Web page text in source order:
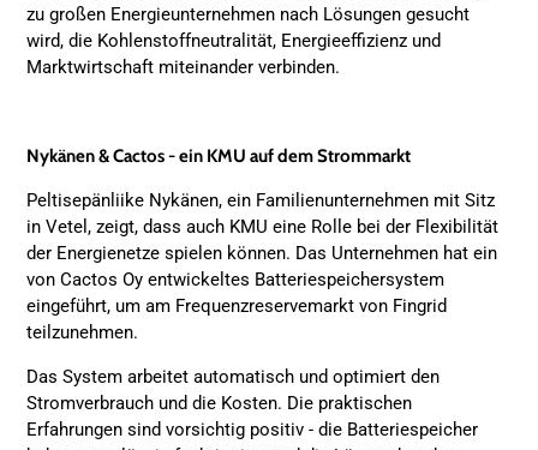
zu großen Energieunternehmen nach Lösungen gesucht
wird, die Kohlenstoffneutralität, Energieeffizienz und
Marktwirtschaft miteinander verbinden.
Nykänen & Cactos - ein KMU auf dem Strommarkt
Peltisepänliike Nykänen, ein Familienunternehmen mit Sitz
in Vetel, zeigt, dass auch KMU eine Rolle bei der Flexibilität
der Energienetze spielen können. Das Unternehmen hat ein
von Cactos Oy entwickeltes Batteriespeichersystem
eingeführt, um am Frequenzreservemarkt von Fingrid
teilzunehmen.
Das System arbeitet automatisch und optimiert den
Stromverbrauch und die Kosten. Die praktischen
Erfahrungen sind vorsichtig positiv - die Batteriespeicher